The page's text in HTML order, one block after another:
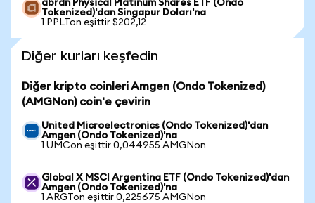
abrdn Physical Platinum Shares ETF (Ondo
Tokenized)'dan Singapur Doları'na
1 PPLTon eşittir $202,12
Diğer kurları keşfedin
Diğer kripto coinleri Amgen (Ondo Tokenized)
(AMGNon) coin'e çevirin
United Microelectronics (Ondo Tokenized)'dan
Amgen (Ondo Tokenized)'na
1 UMCon eşittir 0,044955 AMGNon
Global X MSCI Argentina ETF (Ondo Tokenized)'dan
Amgen (Ondo Tokenized)'na
1 ARGTon eşittir 0,225675 AMGNon